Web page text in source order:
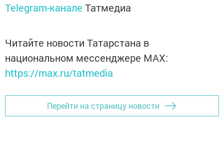
Telegram-канале Татмедиа
Читайте новости Татарстана в
национальном мессенджере MАХ:
https://max.ru/tatmedia
Перейти на страницу новости